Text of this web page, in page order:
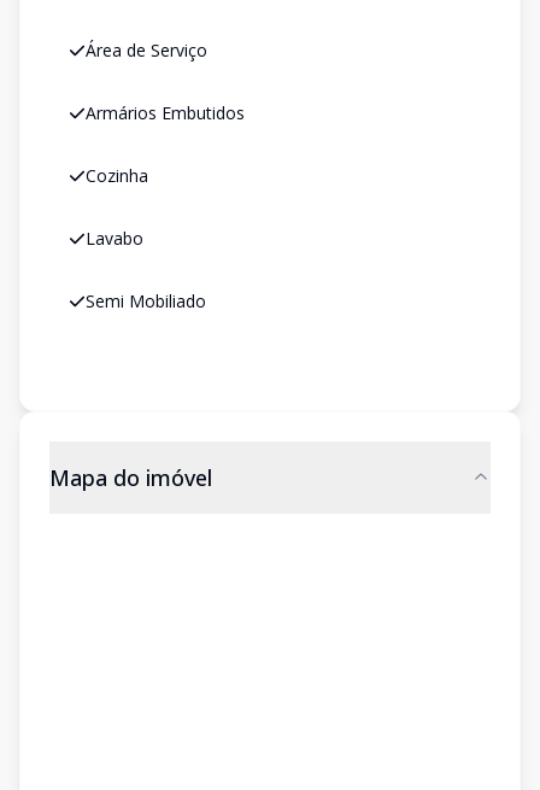
Área de Serviço
Armários Embutidos
Cozinha
Lavabo
Semi Mobiliado
Mapa do imóvel